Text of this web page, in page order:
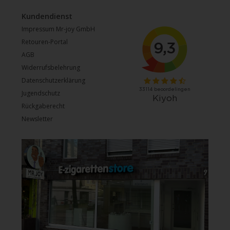
Kundendienst
Impressum Mr-joy GmbH
Retouren-Portal
AGB
Widerrufsbelehrung
Datenschutzerklärung
Jugendschutz
Rückgaberecht
Newsletter